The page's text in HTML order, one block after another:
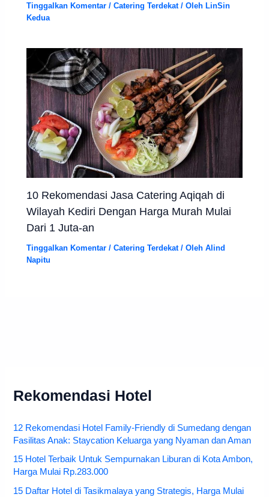
Tinggalkan Komentar /Catering Terdekat/ Oleh LinSin
Kedua
10 Rekomendasi Jasa Catering Aqiqah di
Wilayah Kediri Dengan Harga Murah Mulai
Dari 1 Juta-an
Tinggalkan Komentar /Catering Terdekat/ OlehAlind
Napitu
Rekomendasi Hotel
12 Rekomendasi Hotel Family-Friendly di Sumedang dengan
Fasilitas Anak: Staycation Keluarga yang Nyaman dan Aman
15 Hotel Terbaik Untuk Sempurnakan Liburan di Kota Ambon,
Harga Mulai Rp.283.000
15 Daftar Hotel di Tasikmalaya yang Strategis, Harga Mulai